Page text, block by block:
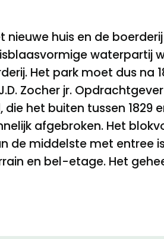
nieuwe huis en de
waterpartij
Het park moet dus na
Zocher jr.
het buiten tussen 1829
afgebroken. Het
de middelste met entree
en bel-etage. Het